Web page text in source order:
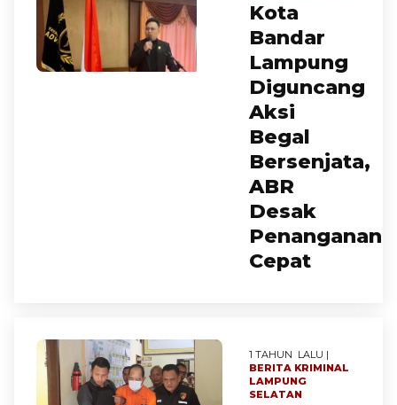
Kota
Bandar
Lampung
Diguncang
Aksi
Begal
Bersenjata,
ABR
Desak
Penanganan
Cepat
1 TAHUN LALU |
BERITA KRIMINAL
LAMPUNG
SELATAN